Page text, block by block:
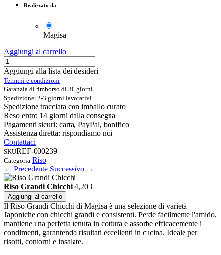
Realizzato da
Magisa
Aggiungi al carrello
Aggiungi alla lista dei desideri
Termini e condizioni
Garanzia di rimborso di 30 giorni
Spedizione: 2-3 giorni lavorativi
Spedizione tracciata con imballo curato
Reso entro 14 giorni dalla consegna
Pagamenti sicuri: carta, PayPal, bonifico
Assistenza diretta: rispondiamo noi
Contattaci
SKUREF-000239
Categoria Riso
← Precedente Successivo →
Riso Grandi Chicchi 4,20 €
Aggiungi al carrello
Il Riso Grandi Chicchi di Magisa è una selezione di varietà
Japoniche con chicchi grandi e consistenti. Perde facilmente l'amido,
mantiene una perfetta tenuta in cottura e assorbe efficacemente i
condimenti, garantendo risultati eccellenti in cucina. Ideale per
risotti, contorni e insalate.